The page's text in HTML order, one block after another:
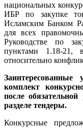
национальных
ИБР по закупке
Исламским Банком
для всех
Руководстве по
пунктами 1.18-21,
относительно
комплект
после
разделе тендеры.
Конкурсные